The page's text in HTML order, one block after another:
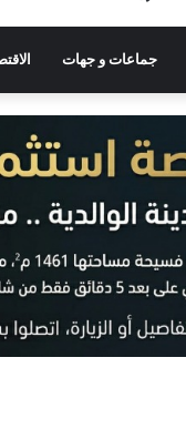
جماعات و جهات